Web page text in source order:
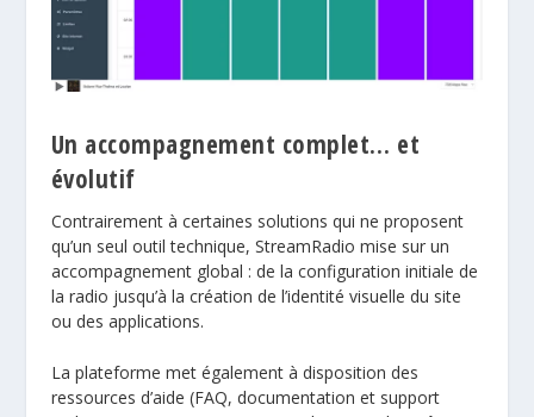
Un accompagnement complet… et
évolutif
Contrairement à certaines solutions qui ne proposent
qu’un seul outil technique, StreamRadio mise sur un
accompagnement global : de la configuration initiale de
la radio jusqu’à la création de l’identité visuelle du site
ou des applications.
La plateforme met également à disposition des
ressources d’aide (FAQ, documentation et support